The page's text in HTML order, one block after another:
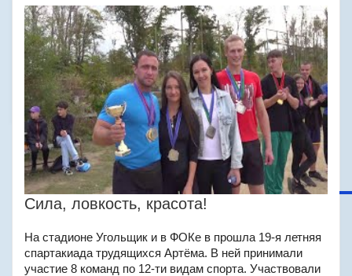
Сила, ловкость, красота!
На стадионе Угольщик и в ФОКе в прошла 19-я летняя
спартакиада трудящихся Артёма. В ней принимали
участие 8 команд по 12-ти видам спорта. Участвовали